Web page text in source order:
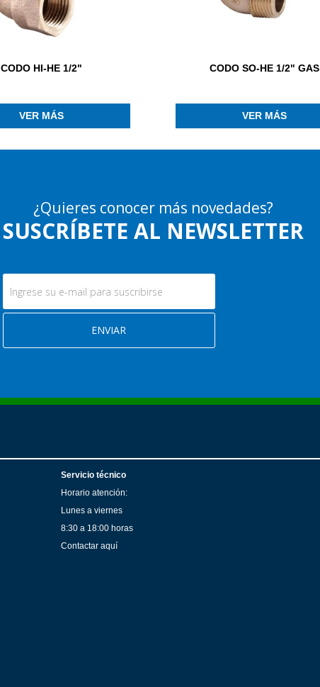
CODO HI-HE 1/2"
VER MÁS
CODO SO-HE 1/2" GAS
VER MÁS
¿Quieres conocer más novedades?
SUSCRÍBETE AL NEWSLETTER
Servicio técnico
Horario atención:
Lunes a viernes
8:30 a 18:00 horas
Contactar aquí